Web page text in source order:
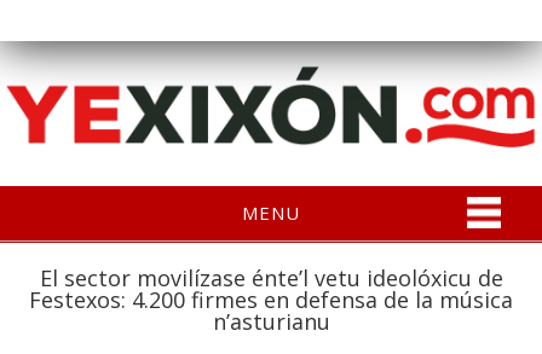
MENU
El sector movilízase énte’l vetu ideolóxicu de
Festexos: 4.200 firmes en defensa de la música
n’asturianu